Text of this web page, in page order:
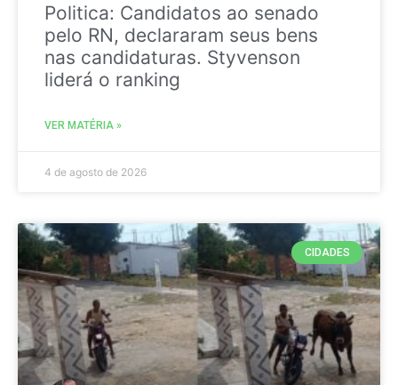
Politica: Candidatos ao senado
pelo RN, declararam seus bens
nas candidaturas. Styvenson
liderá o ranking
VER MATÉRIA »
4 de agosto de 2026
CIDADES